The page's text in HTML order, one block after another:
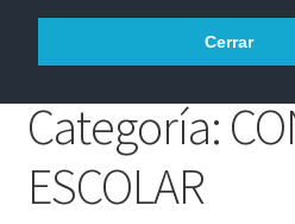
Cerrar
Página de inicio
Categoría:
ESCOLAR